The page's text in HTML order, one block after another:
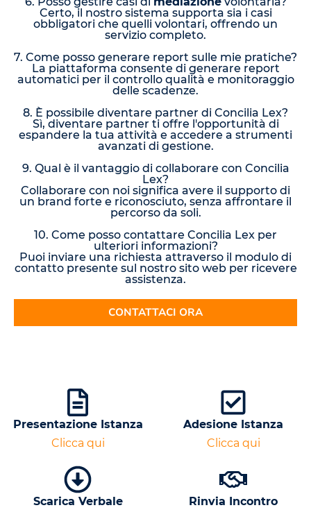
Certo, il nostro sistema supporta sia i casi
obbligatori che quelli volontari, offrendo un
servizio completo.
7. Come posso generare report sulle mie pratiche?
La piattaforma consente di generare report
automatici per il controllo qualità e monitoraggio
delle scadenze.
8. È possibile diventare partner di Concilia Lex?
Sì, diventare partner ti offre l'opportunità di
espandere la tua attività e accedere a strumenti
avanzati di gestione.
9. Qual è il vantaggio di collaborare con Concilia
Lex?
Collaborare con noi significa avere il supporto di
un brand forte e riconosciuto, senza affrontare il
percorso da soli.
10. Come posso contattare Concilia Lex per
ulteriori informazioni?
Puoi inviare una richiesta attraverso il modulo di
contatto presente sul nostro sito web per ricevere
assistenza.
CONTATTACI ORA
Presentazione Istanza
Clicca qui
Adesione Istanza
Clicca qui
Scarica Verbale
Rinvia Incontro